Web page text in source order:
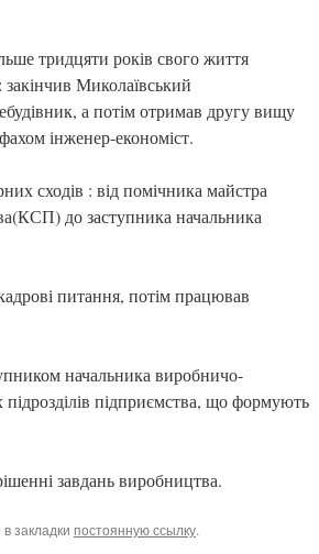
тридцяти років свого життя
Миколаївський
а потім отримав другу вищу
інженер-економіст.
сходів : від помічника майстра
до заступника начальника
питання, потім працював
начальника виробничо-
підприємства, що формують
завдань виробництва.
закладки постоянную ссылку.